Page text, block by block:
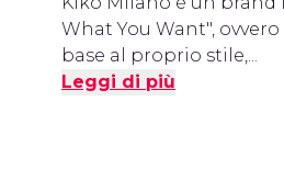
What You Want",
base al proprio stile,...
Leggi di più